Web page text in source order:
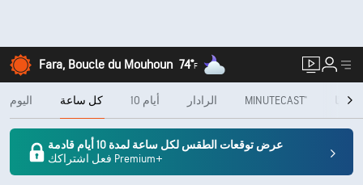
Fara, Boucle du Mouhoun 74°F
اليوم كل ساعة 10 أيام الرادار MINUTECAST® شهريًا
عرض توقعات الطقس لكل ساعة لمدة 10 أيام قادمة
فعل اشتراكك Premium+